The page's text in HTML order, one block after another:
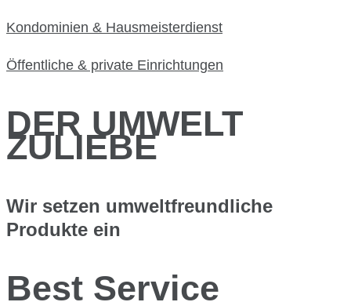
Kondominien & Hausmeisterdienst
Öffentliche & private Einrichtungen
DER UMWELT
ZULIEBE
Wir setzen umweltfreundliche
Produkte ein
Best Service